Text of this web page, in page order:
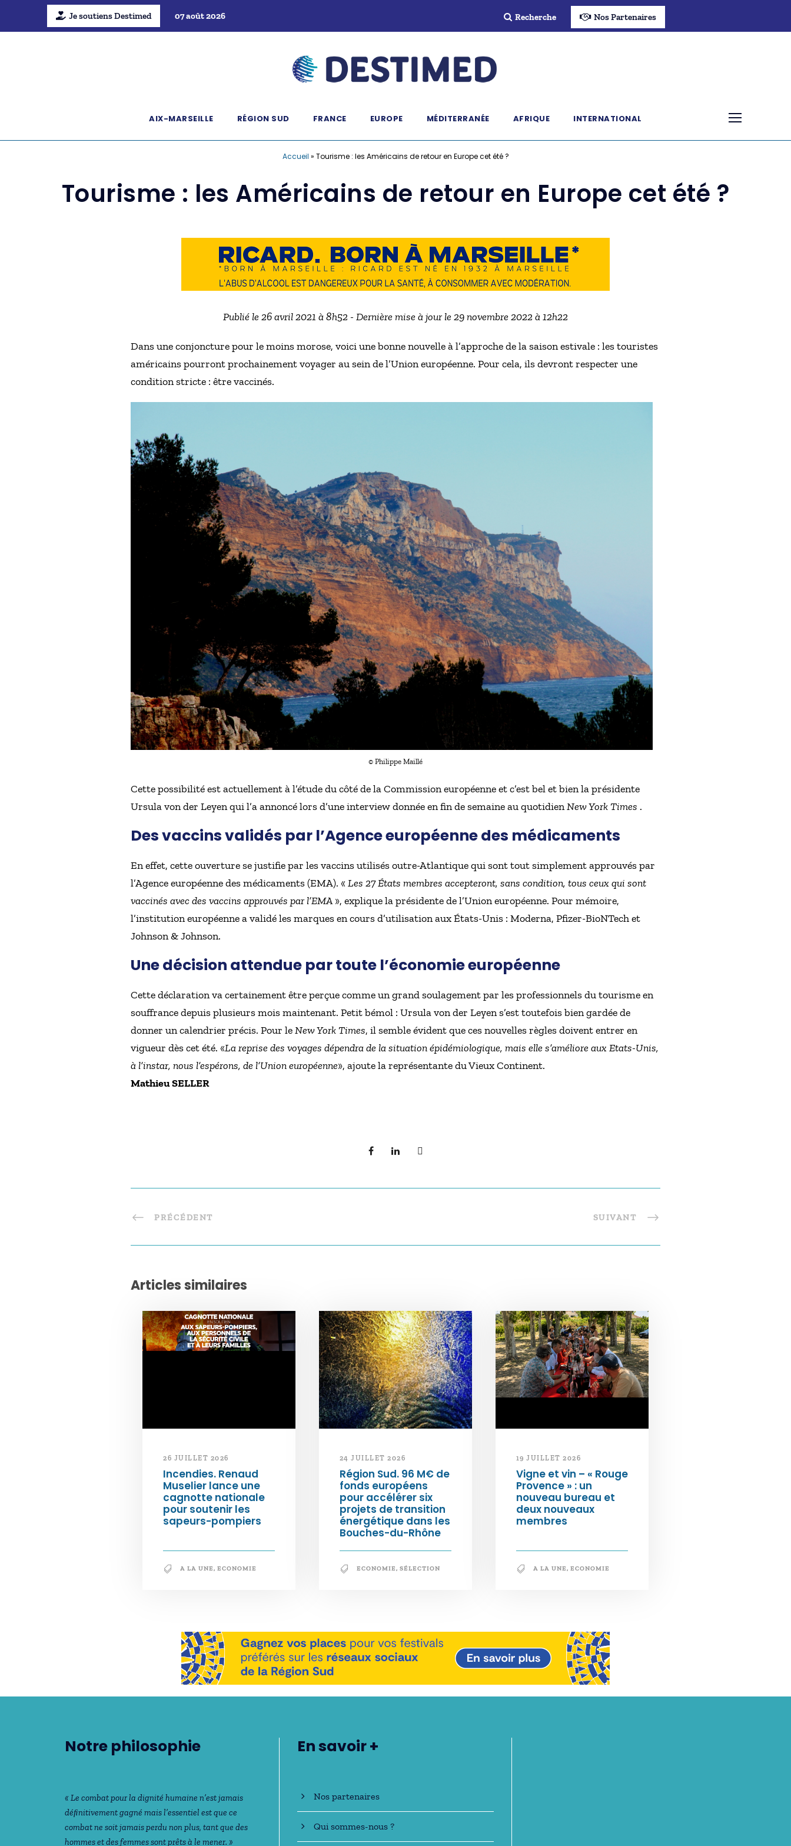
Je soutiens Destimed 07 août 2026 Recherche Nos Partenaires
AIX-MARSEILLE RÉGION SUD FRANCE EUROPE MÉDITERRANÉE AFRIQUE INTERNATIONAL
Accueil » Tourisme : les Américains de retour en Europe cet été ?
Tourisme : les Américains de retour en Europe cet été ?
Publié le 26 avril 2021 à 8h52 - Dernière mise à jour le 29 novembre 2022 à 12h22
Dans une conjoncture pour le moins morose, voici une bonne nouvelle à l’approche de la saison estivale : les touristes
américains pourront prochainement voyager au sein de l’Union européenne. Pour cela, ils devront respecter une
condition stricte : être vaccinés.
© Philippe Maillé
Cette possibilité est actuellement à l’étude du côté de la Commission européenne et c’est bel et bien la présidente
Ursula von der Leyen qui l’a annoncé lors d’une interview donnée en fin de semaine au quotidienNew York Times .
Des vaccins validés par l’Agence européenne des médicaments
En effet, cette ouverture se justifie par les vaccins utilisés outre-Atlantique qui sont tout simplement approuvés par
l’Agence européenne des médicaments (EMA). « Les 27 États membres accepteront, sans condition, tous ceux qui sont
vaccinés avec des vaccins approuvés par l’EMA », explique la présidente de l’Union européenne. Pour mémoire,
l’institution européenne a validé les marques en cours d’utilisation aux États-Unis : Moderna, Pfizer-BioNTech et
Johnson & Johnson.
Une décision attendue par toute l’économie européenne
Cette déclaration va certainement être perçue comme un grand soulagement par les professionnels du tourisme en
souffrance depuis plusieurs mois maintenant. Petit bémol : Ursula von der Leyen s’est toutefois bien gardée de
donner un calendrier précis. Pour leNew York Times, il semble évident que ces nouvelles règles doivent entrer en
vigueur dès cet été. «La reprise des voyages dépendra de la situation épidémiologique, mais elle s’améliore aux Etats-Unis,
à l’instar, nous l’espérons, de l’Union européenne», ajoute la représentante du Vieux Continent.
Mathieu SELLER
PRÉCÉDENT SUIVANT
Articles similaires
26 JUILLET 2026
Incendies. Renaud
Muselier lance une
cagnotte nationale
pour soutenir les
sapeurs-pompiers
A LA UNE, ECONOMIE
24 JUILLET 2026
Région Sud. 96 M€ de
fonds européens
pour accélérer six
projets de transition
énergétique dans les
Bouches-du-Rhône
ECONOMIE, SÉLECTION
19 JUILLET 2026
Vigne et vin – « Rouge
Provence » : un
nouveau bureau et
deux nouveaux
membres
A LA UNE, ECONOMIE
Notre philosophie
« Le combat pour la dignité humaine n’est jamais
déﬁnitivement gagné mais l’essentiel est que ce
combat ne soit jamais perdu non plus, tant que des
hommes et des femmes sont prêts à le mener. »
En savoir +
Nos partenaires
Qui sommes-nous ?